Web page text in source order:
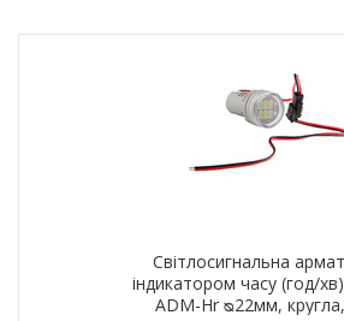
Світлосигнальна
індикатором часу (год/хв)
ADM-Hr ᴓ22мм,